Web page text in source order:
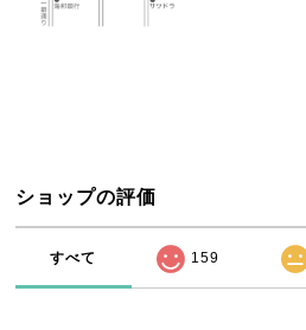
ショップの評価
すべて 159